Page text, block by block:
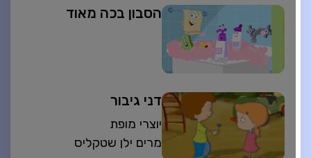
הסבון בכה מאוד
דני גיבור
יוצרי מופת
מרים ילן שטקליס